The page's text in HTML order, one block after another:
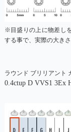
※目盛りの上に物差し
する事で、実際の大き
ラウンド ブリリアント
0.4ctup D VVS1 3Ex